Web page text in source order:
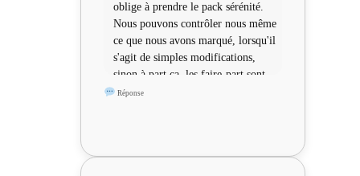
oblige à prendre le pack sérénité.
Nous pouvons contrôler nous même
ce que nous avons marqué, lorsqu'il
s'agit de simples modifications,
sinon à part ça, les faire-part sont
sympas »
Réponse